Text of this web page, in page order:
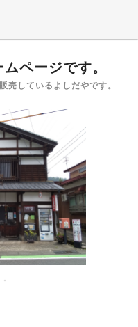
ページです。
しているよしだやです。